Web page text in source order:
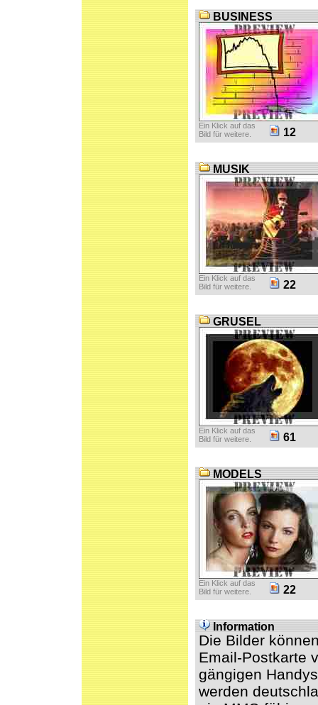
BUSINESS
Ein Klick auf das
Bild für weitere.
12
MUSIK
Ein Klick auf das
Bild für weitere.
22
GRUSEL
Ein Klick auf das
Bild für weitere.
61
MODELS
Ein Klick auf das
Bild für weitere.
22
Information
Die Bilder
Email-Postkarte
gängigen
werden